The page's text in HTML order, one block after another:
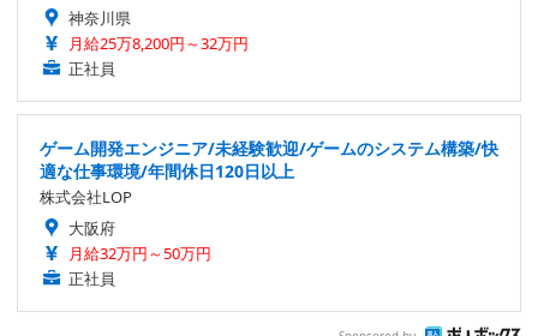
神奈川県
月給25万8,200円～32万円
正社員
ゲーム開発エンジニア/未経験歓迎/ゲームのシステム構築/快
適な仕事環境/年間休日120日以上
株式会社LOP
大阪府
月給32万円～50万円
正社員